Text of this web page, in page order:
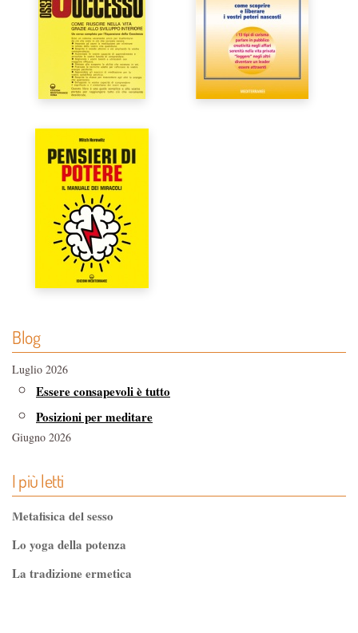
Blog
Luglio 2026
Essere consapevoli è tutto
Posizioni per meditare
Giugno 2026
Funghi medicinali, le proprietà della micoterapia
Alimentazione e endometriosi
Aprile 2026
I più letti
Metafisica del sesso
Lo yoga della potenza
La tradizione ermetica